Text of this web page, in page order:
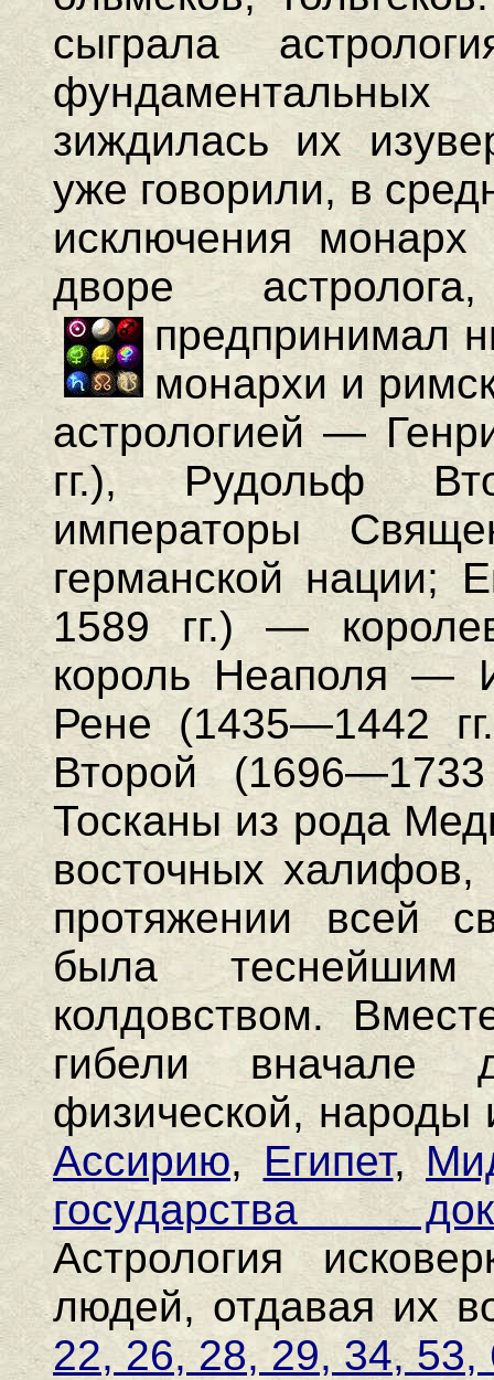
сыграла
зиждилась их
уже говорили, в
исключения
дворе
предпринимал
монархи и
астрологией —
гг.), Рудольф
императоры
германской нации;
1589 гг.) —
король Неаполя —
Рене (1435—1442
Второй
Тосканы из рода
восточных
протяжении всей
была
колдовством.
гибели
физической,
Ассирию, Египет,
государства
Астрология
людей, отдавая их
22, 26, 28, 29, 34,